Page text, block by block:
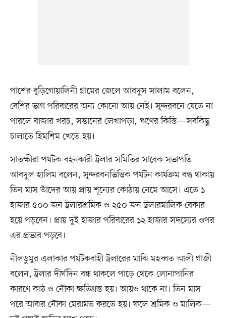
পাশের বুড়িগোয়ালিনী গ্রামের জেলে আবদুস সালাম বলেন,
বেশির ভাগ পরিবারের অন্য কোনো আয় নেই। সুন্দরবনে যেতে না
পারলে বাজার খরচ, সন্তানের লেখাপড়া, ঋণের কিস্তি—সবকিছু
চালাতে হিমশিম খেতে হয়।
সাতক্ষীরা পর্যটক বহনকারী ট্রলার সমিতির সাবেক সভাপতি
আবদুল হালিম বলেন, সুন্দরবনভিত্তিক পর্যটন কার্যক্রম বন্ধ থাকায়
তিন মাস তাঁদের আয় প্রায় শূন্যের কোঠায় নেমে আসে। এতে ১
হাজার ৫০০ জন ট্রলারশ্রমিক ও ২৫০ জন ট্রলারমালিক বেকার
হয়ে পড়বেন। প্রায় দুই হাজার পরিবারের ১২ হাজার সদস্যের ওপর
এর প্রভাব পড়বে।
নীলডুমুর এলাকার পর্যটকবাহী ট্রলারের মাঝি মহব্বত আলী গাজী
বলেন, ট্রলার দীর্ঘদিন বন্ধ থাকলে পাড়ে থেকে লোনাপানির
কারণে কাঠ ও নৌকা ক্ষতিগ্রস্ত হয়। আয়ও থাকে না। তিন মাস
পরে আবার নৌকা মেরামত করতে হয়। ফলে শ্রমিক ও মালিক—